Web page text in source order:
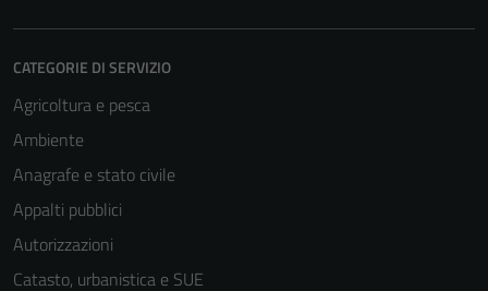
CATEGORIE DI SERVIZIO
Agricoltura e pesca
Ambiente
Anagrafe e stato civile
Appalti pubblici
Autorizzazioni
Catasto, urbanistica e SUE